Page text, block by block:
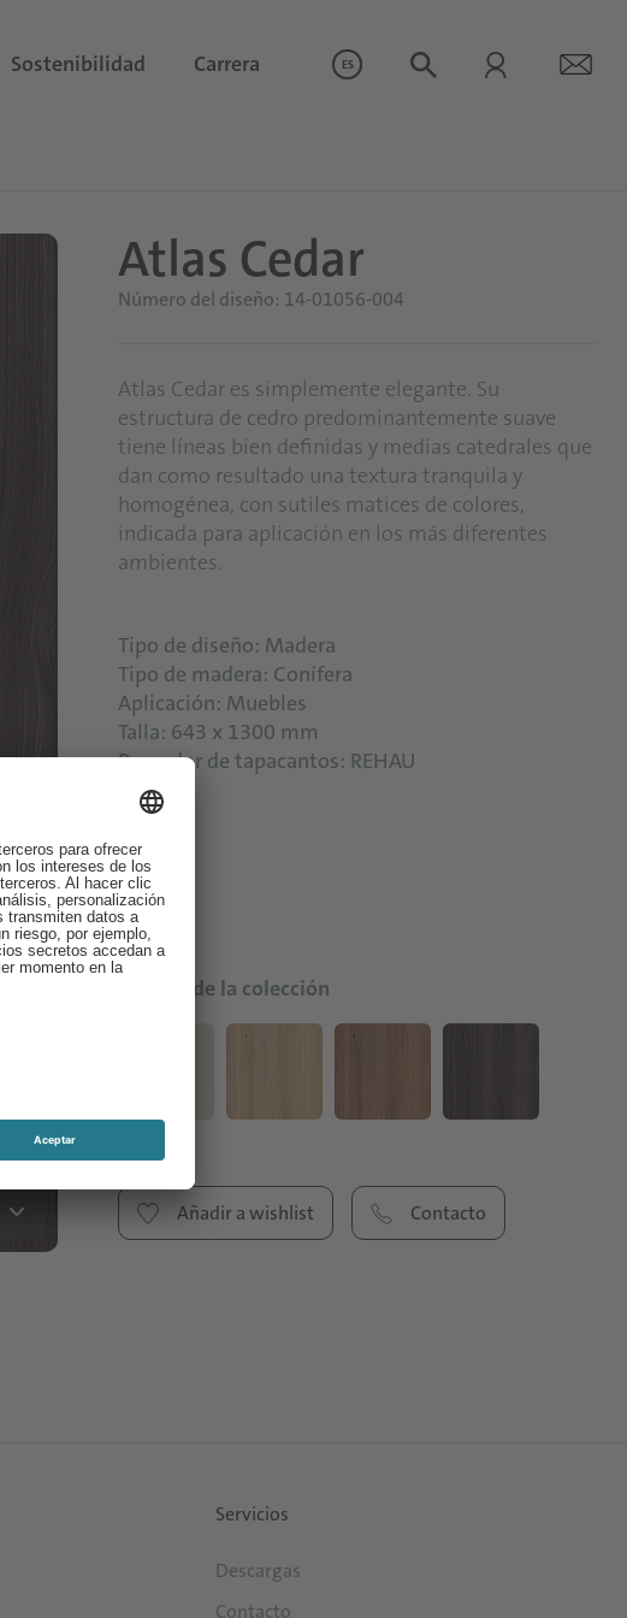
Sostenibilidad Carrera ES
Atlas Cedar
Número del diseño: 14-01056-004
Atlas Cedar es simplemente elegante. Su
estructura de cedro predominantemente suave
tiene líneas bien definidas y medias catedrales que
dan como resultado una textura tranquila y
homogénea, con sutiles matices de colores,
indicada para aplicación en los más diferentes
ambientes.
Tipo de diseño: Madera
Tipo de madera: Conífera
Aplicación: Muebles
Talla: 643 x 1300 mm
Provedor de tapacantos: REHAU
Colores de la colección
Añadir a wishlist Contacto
Servicios
Descargas
Contacto